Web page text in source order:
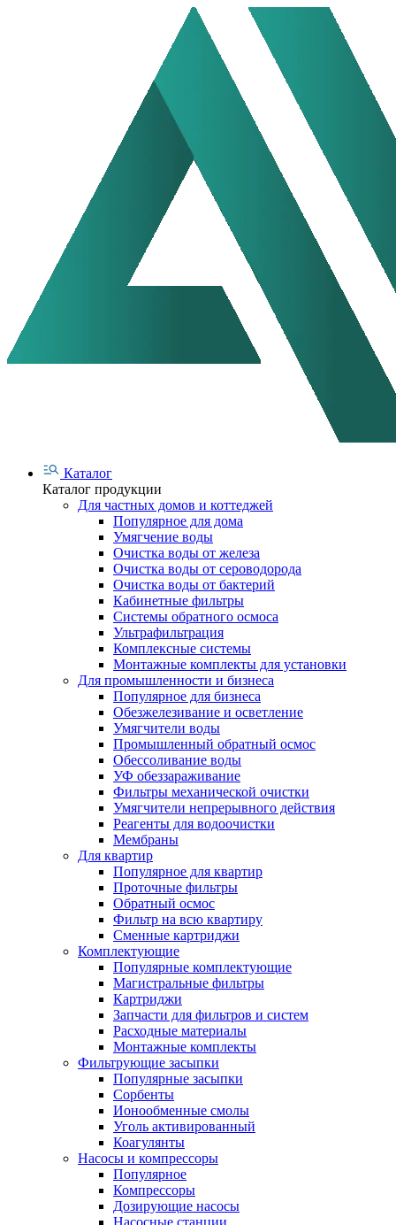
Каталог
Каталог продукции
Для частных домов и коттеджей
Популярное для дома
Умягчение воды
Очистка воды от железа
Очистка воды от сероводорода
Очистка воды от бактерий
Кабинетные фильтры
Системы обратного осмоса
Ультрафильтрация
Комплексные системы
Монтажные комплекты для установки
Для промышленности и бизнеса
Популярное для бизнеса
Обезжелезивание и осветление
Умягчители воды
Промышленный обратный осмос
Обессоливание воды
УФ обеззараживание
Фильтры механической очистки
Умягчители непрерывного действия
Реагенты для водоочистки
Мембраны
Для квартир
Популярное для квартир
Проточные фильтры
Обратный осмос
Фильтр на всю квартиру
Сменные картриджи
Комплектующие
Популярные комплектующие
Магистральные фильтры
Картриджи
Запчасти для фильтров и систем
Расходные материалы
Монтажные комплекты
Фильтрующие засыпки
Популярные засыпки
Сорбенты
Ионообменные смолы
Уголь активированный
Коагулянты
Насосы и компрессоры
Популярное
Компрессоры
Дозирующие насосы
Насосные станции